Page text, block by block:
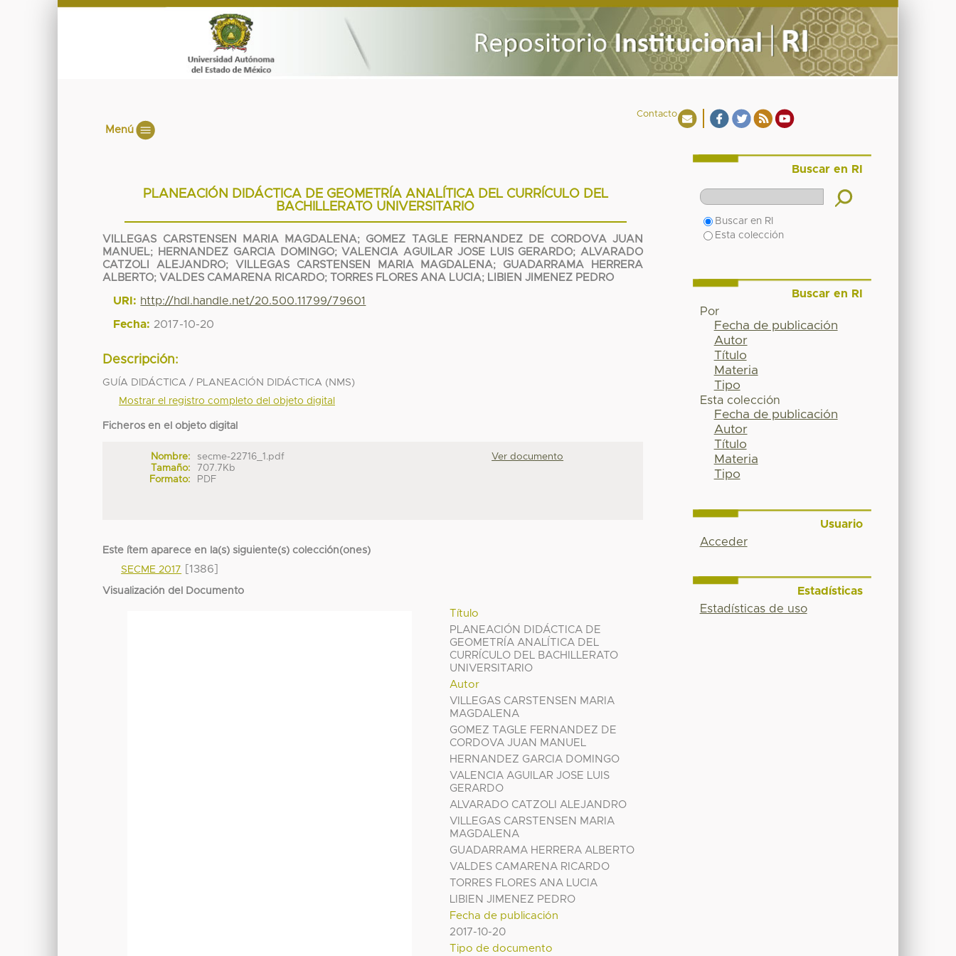
Contacto
Menú
PLANEACIÓN DIDÁCTICA DE GEOMETRÍA ANALÍTICA DEL CURRÍCULO DEL
BACHILLERATO UNIVERSITARIO
VILLEGAS CARSTENSEN MARIA MAGDALENA; GOMEZ TAGLE FERNANDEZ DE CORDOVA JUAN
MANUEL; HERNANDEZ GARCIA DOMINGO; VALENCIA AGUILAR JOSE LUIS GERARDO; ALVARADO
CATZOLI ALEJANDRO; VILLEGAS CARSTENSEN MARIA MAGDALENA; GUADARRAMA HERRERA
ALBERTO; VALDES CAMARENA RICARDO; TORRES FLORES ANA LUCIA; LIBIEN JIMENEZ PEDRO
URI: http://hdl.handle.net/20.500.11799/79601
Fecha: 2017-10-20
Descripción:
GUÍA DIDÁCTICA / PLANEACIÓN DIDÁCTICA (NMS)
Mostrar el registro completo del objeto digital
Ficheros en el objeto digital
Nombre:
secme-22716_1.pdf
Tamaño:
707.7Kb
Formato:
PDF
Ver documento
Este ítem aparece en la(s) siguiente(s) colección(ones)
SECME 2017
[1386]
Visualización del Documento
Título
PLANEACIÓN DIDÁCTICA DE
GEOMETRÍA ANALÍTICA DEL
CURRÍCULO DEL BACHILLERATO
UNIVERSITARIO
Autor
VILLEGAS CARSTENSEN MARIA
MAGDALENA
GOMEZ TAGLE FERNANDEZ DE
CORDOVA JUAN MANUEL
HERNANDEZ GARCIA DOMINGO
VALENCIA AGUILAR JOSE LUIS
GERARDO
ALVARADO CATZOLI ALEJANDRO
VILLEGAS CARSTENSEN MARIA
MAGDALENA
GUADARRAMA HERRERA ALBERTO
VALDES CAMARENA RICARDO
TORRES FLORES ANA LUCIA
LIBIEN JIMENEZ PEDRO
Fecha de publicación
2017-10-20
Tipo de documento
Buscar en RI
Buscar en RI
Esta colección
Buscar en RI
Por
Fecha de publicación
Autor
Título
Materia
Tipo
Esta colección
Fecha de publicación
Autor
Título
Materia
Tipo
Usuario
Acceder
Estadísticas
Estadísticas de uso